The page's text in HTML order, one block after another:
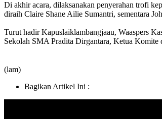
Di akhir acara, dilaksanakan penyerahan trofi
diraih Claire Shane Ailie Sumantri, sementara
Turut hadir Kapuslaiklambangjaau, Waaspers
Sekolah SMA Pradita Dirgantara, Ketua Komite
(lam)
Bagikan Artikel Ini :